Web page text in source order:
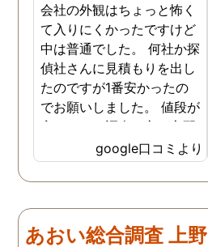
会社の外観はちょっと怖く
て入りにくかったですけど
中は普通でした。 何社か探
偵社さんに見積もりを出し
たのですが1番安かったの
でお願いしました。 値段が
安いので、調査の方が心配
でしたがしっかり浮気の証
拠を押さえて頂けました。
ありがとう御座いました。
探偵に頼む事のない人生を
歩みますね(笑)
google口コミより
あおい総合調査 上野